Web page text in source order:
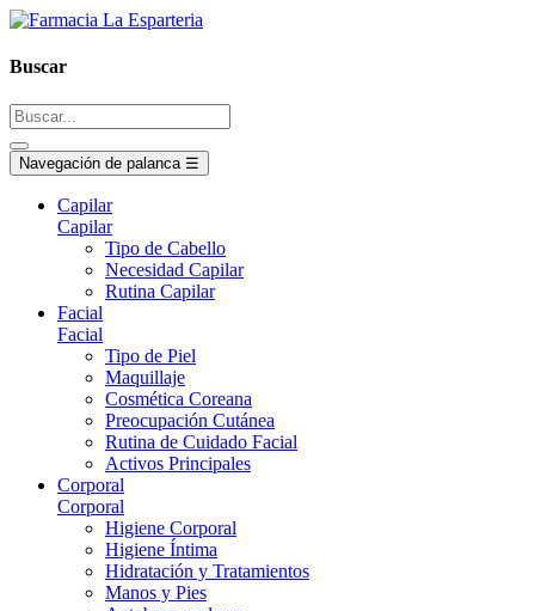
Buscar
Navegación de palanca ☰
Capilar
Capilar
Tipo de Cabello
Necesidad Capilar
Rutina Capilar
Facial
Facial
Tipo de Piel
Maquillaje
Cosmética Coreana
Preocupación Cutánea
Rutina de Cuidado Facial
Activos Principales
Corporal
Corporal
Higiene Corporal
Higiene Íntima
Hidratación y Tratamientos
Manos y Pies